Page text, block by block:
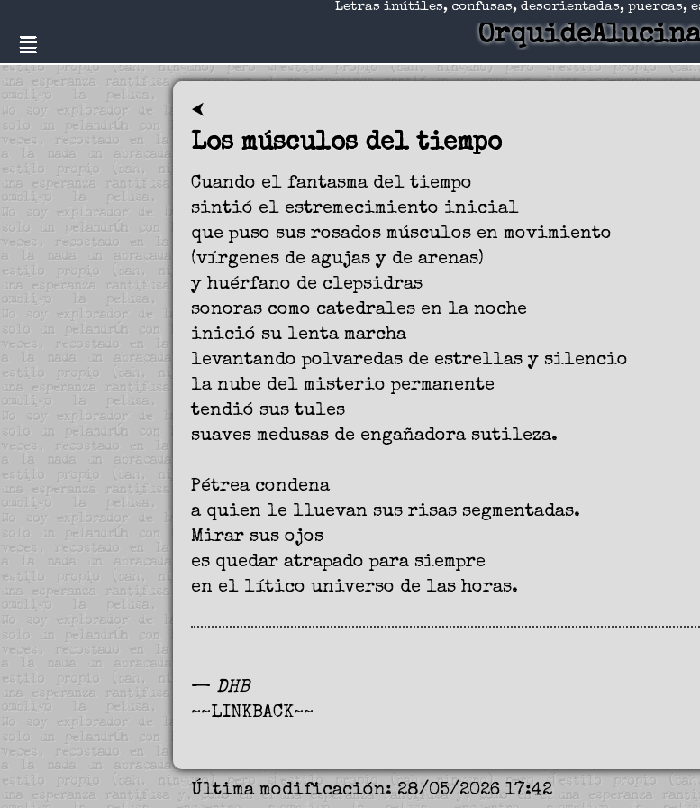
Letras inútiles, confusas, desorientadas, puercas,
⮜
Los músculos del tiempo
Cuando el fantasma del tiempo
sintió el estremecimiento inicial
que puso sus rosados músculos en movimiento
(vírgenes de agujas y de arenas)
y huérfano de clepsidras
sonoras como catedrales en la noche
inició su lenta marcha
levantando polvaredas de estrellas y silencio
la nube del misterio permanente
tendió sus tules
suaves medusas de engañadora sutileza.
Pétrea condena
a quien le lluevan sus risas segmentadas.
Mirar sus ojos
es quedar atrapado para siempre
en el lítico universo de las horas.
— DHB
~~LINKBACK~~
Última modificación: 28/05/2026 17:42